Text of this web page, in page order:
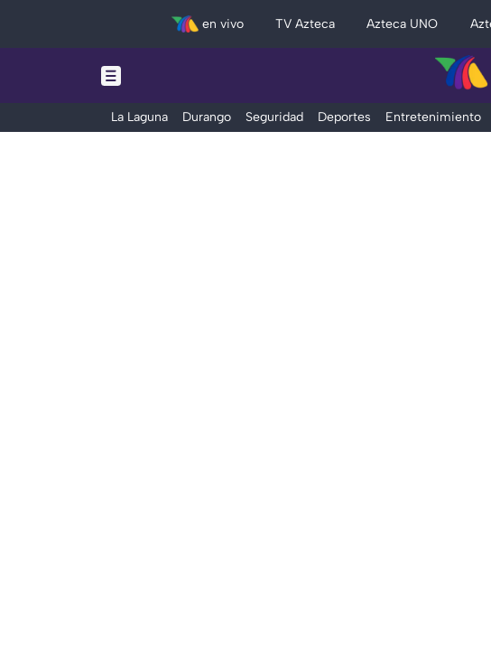
en vivo TV Azteca Azteca UNO
La Laguna Durango Seguridad Deportes Entretenimiento